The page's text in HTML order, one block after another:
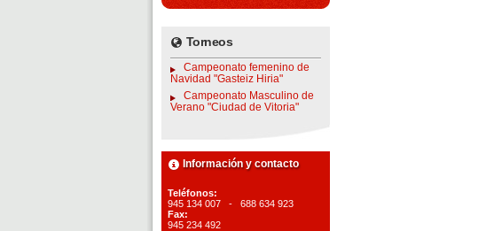
Torneos
Campeonato femenino de
Navidad "Gasteiz Hiria"
Campeonato Masculino de
Verano "Ciudad de Vitoria"
Información y contacto
Teléfonos:
945 134 007 - 688 634 923
Fax:
945 234 492